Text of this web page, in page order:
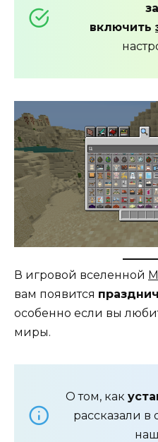
включить
В игровой вселенной
вам появится
особенно если вы
миры.
О том, как
рассказали в